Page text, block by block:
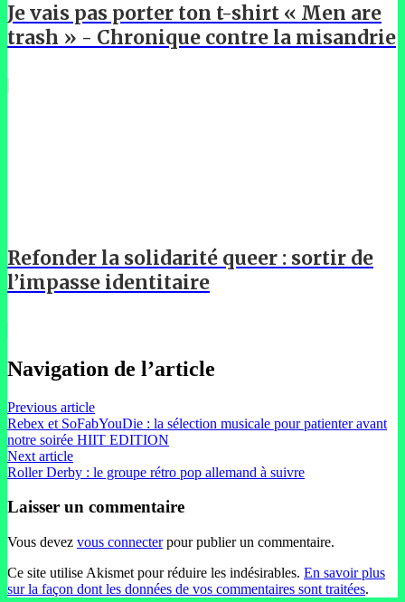
Je vais pas porter ton t-shirt « Men are
trash » - Chronique contre la misandrie
Refonder la solidarité queer : sortir de
l’impasse identitaire
Navigation de l’article
Previous article
Rebex et SoFabYouDie : la sélection musicale pour patienter avant
notre soirée HIIT EDITION
Next article
Roller Derby : le groupe rétro pop allemand à suivre
Laisser un commentaire
Vous devez vous connecterpour publier un commentaire.
Ce site utilise Akismet pour réduire les indésirables. En savoir plus
sur la façon dont les données de vos commentaires sont traitées.